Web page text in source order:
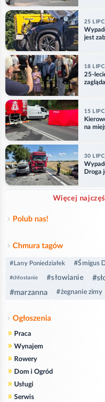
25
jest
18
25-
15
na
30
Droga
Więcej
Polub nas!
Chmura tagów
#Lany Poniedziałek #Śmigus
#chłostanie #słowianie
#marzanna
#żegnanie zimy
Ogłoszenia
» Praca
» Wynajem
» Rowery
» Dom i Ogród
» Usługi
» Serwis